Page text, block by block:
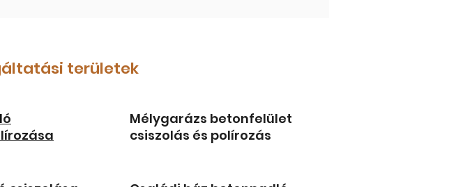
területek
Mélygarázs betonfelület
csiszolás és polírozás